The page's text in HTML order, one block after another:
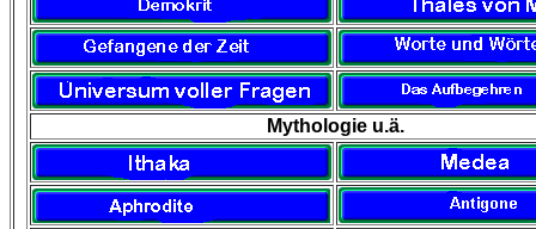
Mythologie u.ä.